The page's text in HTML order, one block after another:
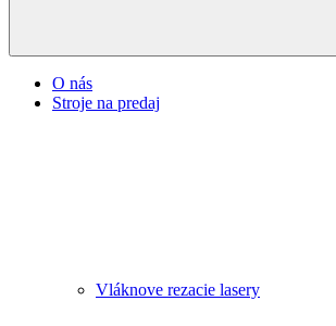
O nás
Stroje na predaj
Vláknove rezacie lasery